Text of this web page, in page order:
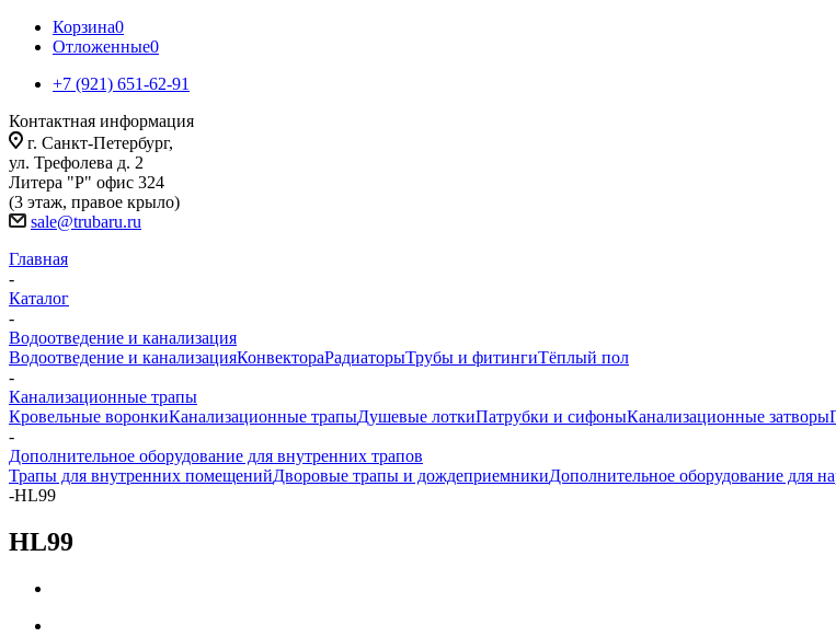
Корзина0
Отложенные0
+7 (921) 651-62-91
Контактная информация
г. Санкт-Петербург,
ул. Трефолева д. 2
Литера "Р" офис 324
(3 этаж, правое крыло)
sale@trubaru.ru
Главная
-
Каталог
-
Водоотведение и канализация
Водоотведение и канализацияКонвектораРадиаторыТрубы и фитингиТёплый пол
-
Канализационные трапы
Кровельные воронкиКанализационные трапыДушевые лоткиПатрубки и сифоныКанализационные затворы
-
Дополнительное оборудование для внутренних трапов
Трапы для внутренних помещенийДворовые трапы и дождеприемникиДополнительное оборудование для
-HL99
HL99